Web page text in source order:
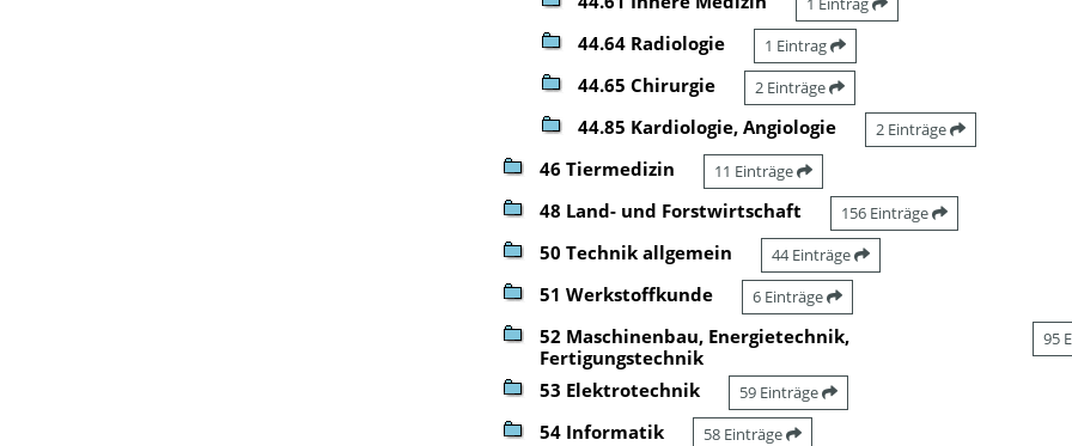
44.64 Radiologie 1 Eintrag
44.65 Chirurgie 2 Einträge
44.85 Kardiologie, Angiologie 2 Einträge
46 Tiermedizin 11 Einträge
48 Land- und Forstwirtschaft 156 Einträge
50 Technik allgemein 44 Einträge
51 Werkstoffkunde 6 Einträge
52 Maschinenbau, Energietechnik,
Fertigungstechnik
95
53 Elektrotechnik 59 Einträge
54 Informatik 58 Einträge